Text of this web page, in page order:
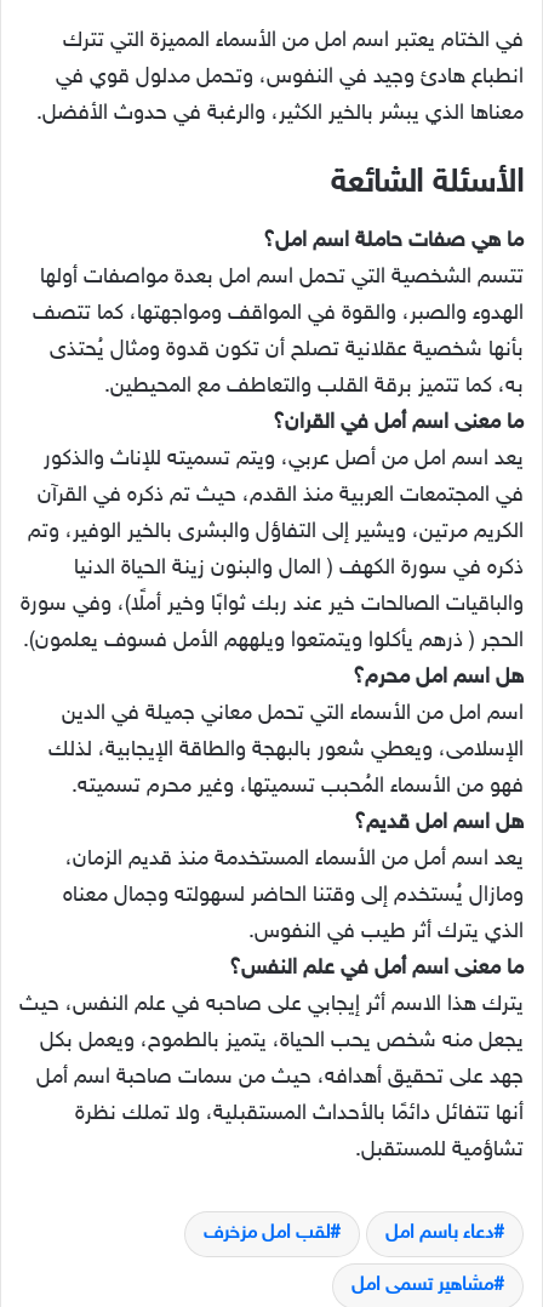
في الختام يعتبر اسم امل من الأسماء المميزة التي تترك
انطباع هادئ وجيد في النفوس، وتحمل مدلول قوي في
معناها الذي يبشر بالخير الكثير، والرغبة في حدوث الأفضل.
الأسئلة الشائعة
ما هي صفات حاملة اسم امل؟
تتسم الشخصية التي تحمل اسم امل بعدة مواصفات أولها
الهدوء والصبر، والقوة في المواقف ومواجهتها، كما تتصف
بأنها شخصية عقلانية تصلح أن تكون قدوة ومثال يُحتذى
به، كما تتميز برقة القلب والتعاطف مع المحيطين.
ما معنى اسم أمل في القران؟
يعد اسم امل من أصل عربي، ويتم تسميته للإناث والذكور
في المجتمعات العربية منذ القدم، حيث تم ذكره في القرآن
الكريم مرتين، ويشير إلى التفاؤل والبشرى بالخير الوفير، وتم
ذكره في سورة الكهف ( المال والبنون زينة الحياة الدنيا
والباقيات الصالحات خير عند ربك ثوابًا وخير أملًا)، وفي سورة
الحجر ( ذرهم يأكلوا ويتمتعوا ويلههم الأمل فسوف يعلمون).
هل اسم امل محرم؟
اسم امل من الأسماء التي تحمل معاني جميلة في الدين
الإسلامى، ويعطي شعور بالبهجة والطاقة الإيجابية، لذلك
فهو من الأسماء المُحبب تسميتها، وغير محرم تسميته.
هل اسم امل قديم؟
يعد اسم أمل من الأسماء المستخدمة منذ قديم الزمان،
ومازال يُستخدم إلى وقتنا الحاضر لسهولته وجمال معناه
الذي يترك أثر طيب في النفوس.
ما معنى اسم أمل في علم النفس؟
يترك هذا الاسم أثر إيجابي على صاحبه في علم النفس، حيث
يجعل منه شخص يحب الحياة، يتميز بالطموح، ويعمل بكل
جهد على تحقيق أهدافه، حيث من سمات صاحبة اسم أمل
أنها تتفائل دائمًا بالأحداث المستقبلية، ولا تملك نظرة
تشاؤمية للمستقبل.
دعاء باسم امل لقب امل مزخرف
مشاهير تسمى امل